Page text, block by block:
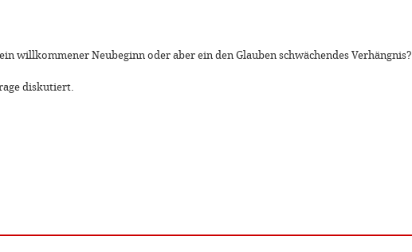
willkommener Neubeginn oder aber ein den Glauben schwächendes Verhängnis?
diskutiert.